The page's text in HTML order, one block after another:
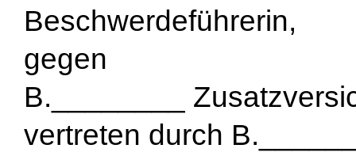
Beschwerdeführerin,
gegen
B.________
vertreten durch